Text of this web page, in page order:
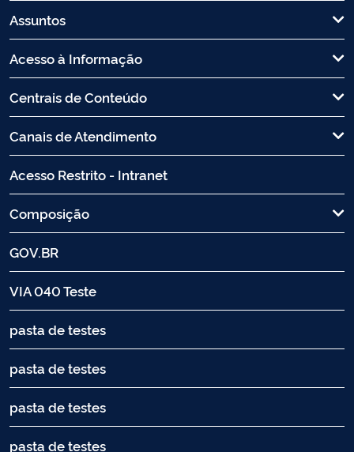
Assuntos
Acesso à Informação
Centrais de Conteúdo
Canais de Atendimento
Acesso Restrito - Intranet
Composição
GOV.BR
VIA 040 Teste
pasta de testes
pasta de testes
pasta de testes
pasta de testes